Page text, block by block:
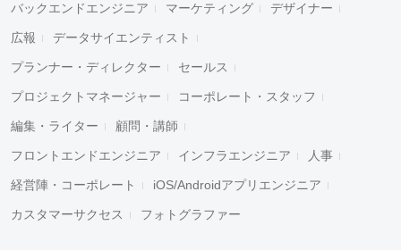
バックエンドエンジニア マーケティング デザイナー
広報 データサイエンティスト
プランナー・ディレクター セールス
プロジェクトマネージャー コーポレート・スタッフ
編集・ライター 顧問・講師
フロントエンドエンジニア インフラエンジニア 人事
経営陣・コーポレート iOS/Androidアプリエンジニア
カスタマーサクセス フォトグラファー